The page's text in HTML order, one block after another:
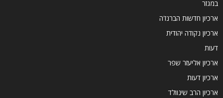
במגזר
ארכיון חדשות הברנז'ה
ארכיון נקודה יהודית
דעות
ארכיון אליעזר שפר
ארכיון דעות
ארכיון הרב שינוולד